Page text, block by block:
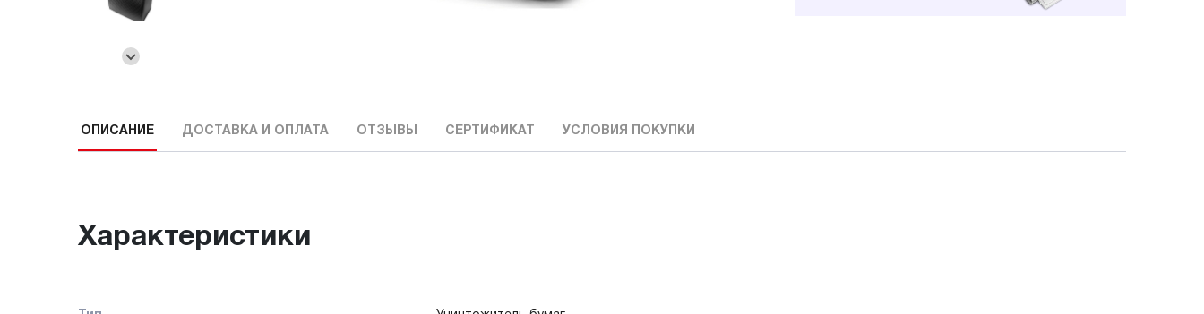
ОПИСАНИЕ ДОСТАВКА И ОПЛАТА ОТЗЫВЫ СЕРТИФИКАТ УСЛОВИЯ ПОКУПКИ
Характеристики